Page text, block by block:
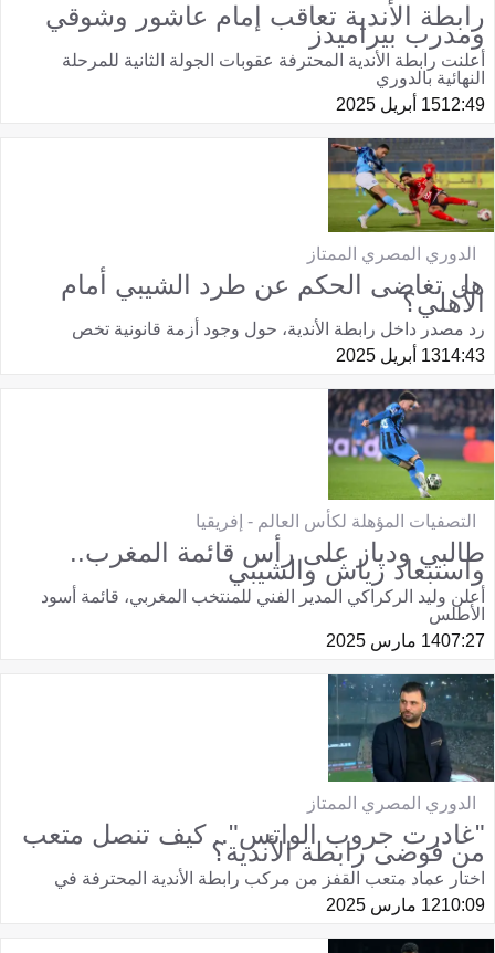
رابطة الأندية تعاقب إمام عاشور وشوقي
ومدرب بيراميدز
أعلنت رابطة الأندية المحترفة عقوبات الجولة الثانية للمرحلة
النهائية بالدوري
12:4915 أبريل 2025
الدوري المصري الممتاز
هل تغاضى الحكم عن طرد الشيبي أمام
الأهلي؟
رد مصدر داخل رابطة الأندية، حول وجود أزمة قانونية تخص
14:4313 أبريل 2025
التصفيات المؤهلة لكأس العالم - إفريقيا
طالبي ودياز على رأس قائمة المغرب..
واستبعاد زياش والشيبي
أعلن وليد الركراكي المدير الفني للمنتخب المغربي، قائمة أسود
الأطلس
07:2714 مارس 2025
الدوري المصري الممتاز
"غادرت جروب الواتس".. كيف تنصل متعب
من فوضى رابطة الأندية؟
اختار عماد متعب القفز من مركب رابطة الأندية المحترفة في
10:0912 مارس 2025